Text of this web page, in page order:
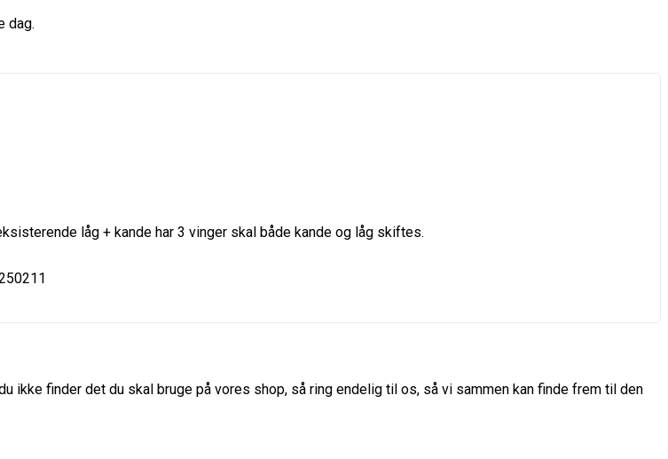
dag.
låg + kande har 3 vinger skal både kande og låg skiftes.
finder det du skal bruge på vores shop, så ring endelig til os, så vi sammen kan finde frem til den